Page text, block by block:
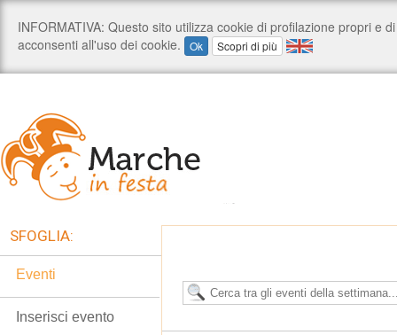
SFOGLIA:
Eventi
Inserisci evento